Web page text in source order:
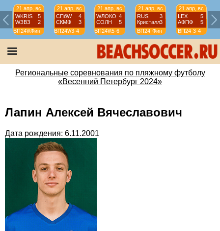
21 апр, вс
WKRIS
5
WЗВЗ
2
ВП24WФин
21 апр, вс
СПбW
4
СКМФ
3
ВП24W3-4
21 апр, вс
WЛОКО 4
СОЛН
5
ВП24W5-6
21 апр, вс
RUS
3
Кристалл3
ВП24 Фин
21 апр, вс
LEX
5
АФПФ
5
ВП24 3-4
Региональные соревнования по пляжному футболу
«Весенний Петербург 2024»
Лапин Алексей Вячеславович
Дата рождения: 6.11.2001